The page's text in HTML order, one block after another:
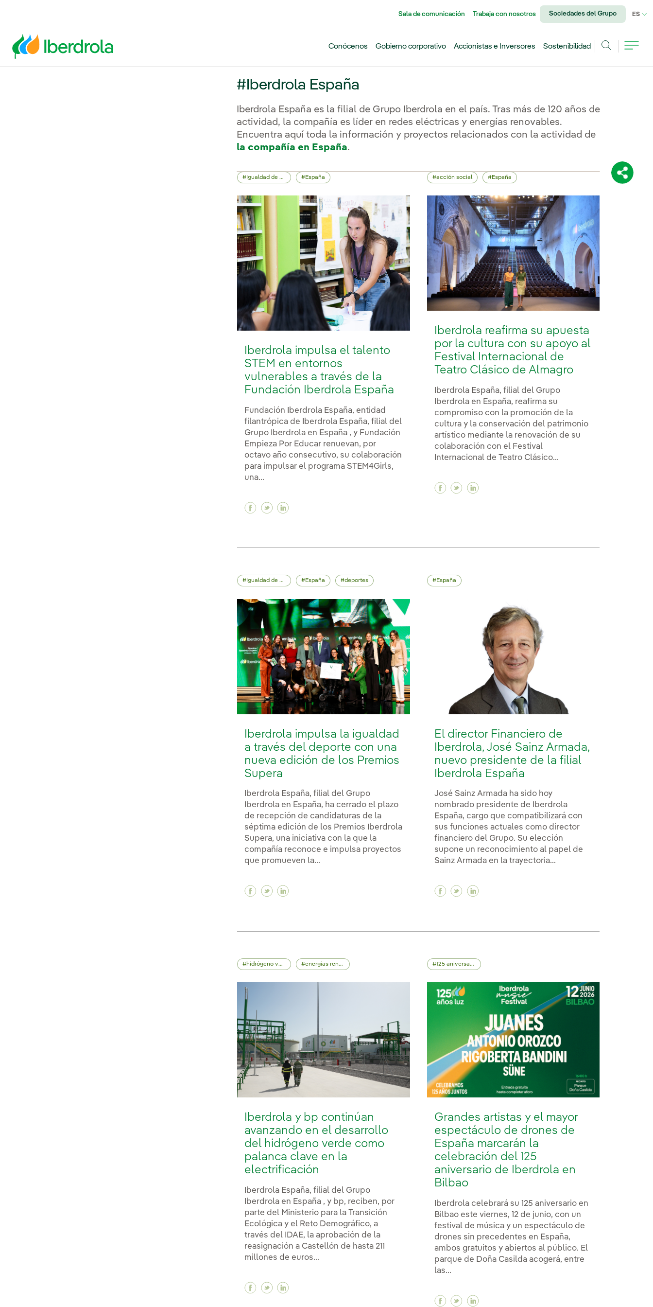
Sala de comunicación Trabaja con nosotros Sociedades del Grupo ES
Conócenos Gobierno corporativo Accionistas e Inversores
Sostenibilidad
#Iberdrola España
Iberdrola España es la filial de Grupo Iberdrola en el país. Tras más de 120 años de
actividad, la compañía es líder en redes eléctricas y energías renovables.
Encuentra aquí toda la información y proyectos relacionados con la actividad de
la compañía en España.
Igualdad de oportunidades España
Iberdrola impulsa el talento
STEM en entornos
vulnerables a través de la
Fundación Iberdrola España
Fundación Iberdrola España, entidad
filantrópica de Iberdrola España, filial del
Grupo Iberdrola en España , y Fundación
Empieza Por Educar renuevan, por
octavo año consecutivo, su colaboración
para impulsar el programa STEM4Girls,
una...
Facebook Iberdrola impulsa el talento STEM en entornos vulnerables a través de la Fundación
Twitter Iberdrola impulsa el talento STEM en entornos vulnerables a través de la Fundación
acción social España
Iberdrola reafirma su apuesta
por la cultura con su apoyo al
Festival Internacional de
Teatro Clásico de Almagro
Iberdrola España, filial del Grupo
Iberdrola en España, reafirma su
compromiso con la promoción de la
cultura y la conservación del patrimonio
artístico mediante la renovación de su
colaboración con el Festival
Internacional de Teatro Clásico...
Facebook Iberdrola reafirma su apuesta por la
Twitter Iberdrola reafirma su apuesta por la
Igualdad de oportunidades España deportes
Iberdrola impulsa la igualdad
a través del deporte con una
nueva edición de los Premios
Supera
Iberdrola España, filial del Grupo
Iberdrola en España, ha cerrado el plazo
de recepción de candidaturas de la
séptima edición de los Premios Iberdrola
Supera, una iniciativa con la que la
compañía reconoce e impulsa proyectos
que promueven la...
Facebook Iberdrola impulsa la igualdad a través del deporte con una nueva edición de los
Twitter Iberdrola impulsa la igualdad a través del deporte con una nueva edición de los
Linkedin Iberdrola impulsa la igualdad a través del deporte con una nueva edición de los
España
El director Financiero de
Iberdrola, José Sainz Armada,
nuevo presidente de la filial
Iberdrola España
José Sainz Armada ha sido hoy
nombrado presidente de Iberdrola
España, cargo que compatibilizará con
sus funciones actuales como director
financiero del Grupo. Su elección
supone un reconocimiento al papel de
Sainz Armada en la trayectoria...
Facebook El director Financiero de Iberdrola,
Twitter El director Financiero de Iberdrola,
hidrógeno verde energías renovables
Iberdrola y bp continúan
avanzando en el desarrollo
del hidrógeno verde como
palanca clave en la
electrificación
Iberdrola España, filial del Grupo
Iberdrola en España , y bp, reciben, por
parte del Ministerio para la Transición
Ecológica y el Reto Demográfico, a
través del IDAE, la aprobación de la
reasignación a Castellón de hasta 211
millones de euros...
Facebook Iberdrola y bp continúan avanzando en el desarrollo del hidrógeno verde como
Twitter Iberdrola y bp continúan avanzando en el desarrollo del hidrógeno verde como
125 aniversario
Grandes artistas y el mayor
espectáculo de drones de
España marcarán la
celebración del 125
aniversario de Iberdrola en
Bilbao
Iberdrola celebrará su 125 aniversario en
Bilbao este viernes, 12 de junio, con un
festival de música y un espectáculo de
drones sin precedentes en España,
ambos gratuitos y abiertos al público. El
parque de Doña Casilda acogerá, entre
las...
Facebook Grandes artistas y el mayor
Twitter Grandes artistas y el mayor